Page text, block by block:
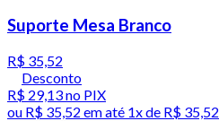
Suporte Mesa Branco
R$ 35,52
Desconto
R$ 29,13no PIX
ou R$ 35,52 em até 1x de R$ 35,52